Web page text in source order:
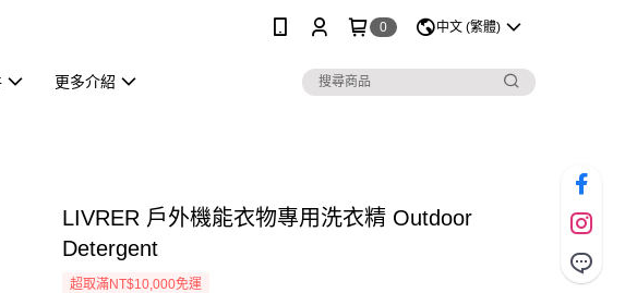
0 中文 (繁體)
更多介紹
LIVRER 戶外機能衣物專用洗衣精 Outdoor
Detergent
超取滿NT$10,000免運